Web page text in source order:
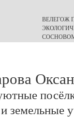
ВЕЛЕГОЖ
земельные